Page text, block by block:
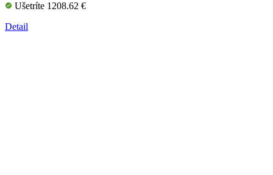
Ušetríte 1208.62 €
Detail